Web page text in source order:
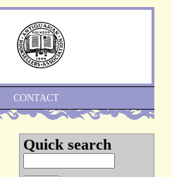
CONTACT
Quick search